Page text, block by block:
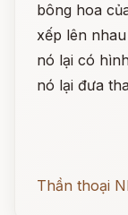
bông hoa
xếp lên
nó lại có
nó lại đưa
Thần thoại